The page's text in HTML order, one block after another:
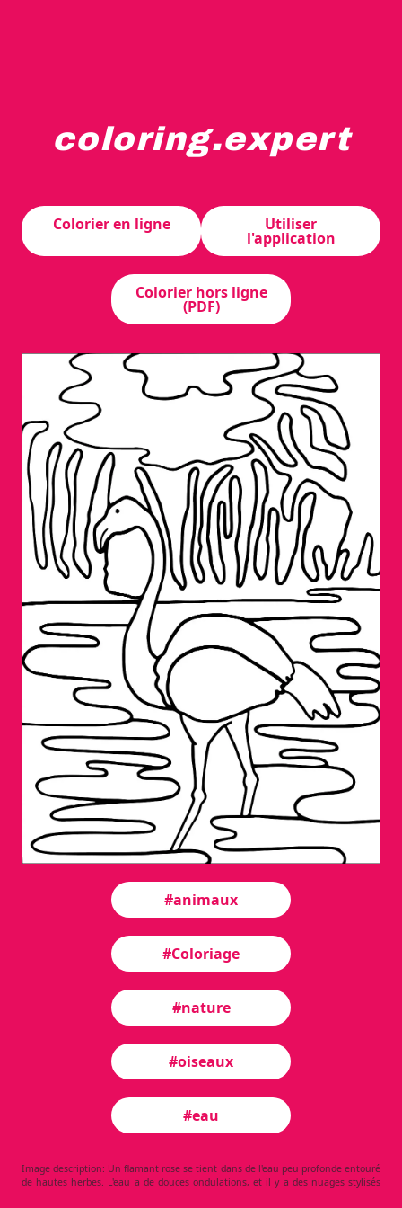
coloring.expert
Colorier en ligne
Utiliser
l'application
Colorier hors ligne
(PDF)
#animaux
#Coloriage
#nature
#oiseaux
#eau
Image description: Un flamant rose se tient dans de l'eau peu profonde entouré
de hautes herbes. L'eau a de douces ondulations, et il y a des nuages stylisés